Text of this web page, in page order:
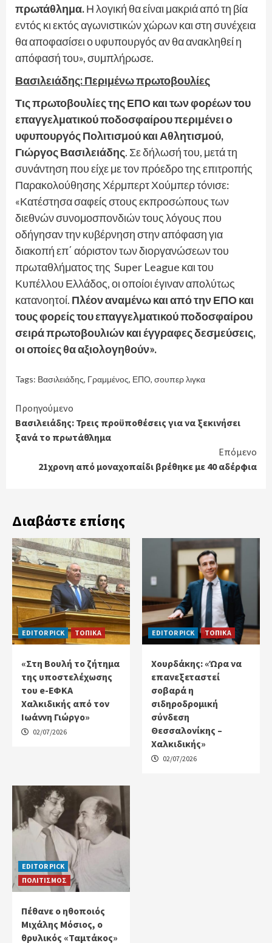
πρωτάθλημα.Η λογική θα είναι μακριά από τη βία
εντός κι εκτός αγωνιστικών χώρων και στη συνέχεια
θα αποφασίσει ο υφυπουργός αν θα ανακληθεί η
απόφασή του», συμπλήρωσε.
Βασιλειάδης: Περιμένω πρωτοβουλίες
Τις πρωτοβουλίες της ΕΠΟ και των φορέων του
επαγγελματικού ποδοσφαίρου περιμένει ο
υφυπουργός Πολιτισμού και Αθλητισμού,
Γιώργος Βασιλειάδης. Σε δήλωσή του, μετά τη
συνάντηση που είχε με τον πρόεδρο της επιτροπής
Παρακολούθησης Χέρμπερτ Χούμπερ τόνισε:
«Κατέστησα σαφείς στους εκπροσώπους των
διεθνών συνομοσπονδιών τους λόγους που
οδήγησαν την κυβέρνηση στην απόφαση για
διακοπή επ΄ αόριστον των διοργανώσεων του
πρωταθλήματος της Super League και του
Κυπέλλου Ελλάδος, οι οποίοι έγιναν απολύτως
κατανοητοί. Πλέον αναμένω και από την ΕΠΟ και
τους φορείς του επαγγελματικού ποδοσφαίρου
σειρά πρωτοβουλιών και έγγραφες δεσμεύσεις,
οι οποίες θα αξιολογηθούν».
Tags: Βασιλειάδης, Γραμμένος, ΕΠΟ, σουπερ λιγκα
Continue
Reading
Προηγούμενο
Βασιλειάδης: Τρεις προϋποθέσεις για να ξεκινήσει
ξανά το πρωτάθλημα
Επόμενο
21χρονη από μοναχοπαίδι βρέθηκε με 40 αδέρφια
Διαβάστε επίσης
EDITOR PICK ΤΟΠΙΚΑ
«Στη Βουλή το ζήτημα
της υποστελέχωσης
του e-ΕΦΚΑ
Χαλκιδικής από τον
Ιωάννη Γιώργο»
02/07/2026
EDITOR PICK ΤΟΠΙΚΑ
Χουρδάκης: «Ώρα να
επανεξεταστεί
σοβαρά η
σιδηροδρομική
σύνδεση
Θεσσαλονίκης –
Χαλκιδικής»
02/07/2026
EDITOR PICK
ΠΟΛΙΤΙΣΜΟΣ
Πέθανε ο ηθοποιός
Μιχάλης Μόσιος, ο
θρυλικός «Ταμτάκος»